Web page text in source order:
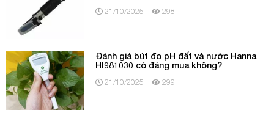
21/10/2025 298
Đánh giá bút đo pH đất và nước Hanna
HI981030 có đáng mua không?
21/10/2025 299